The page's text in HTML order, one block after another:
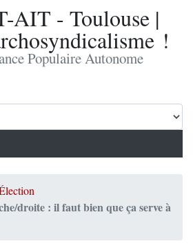
AIT - Toulouse |
!
Populaire Autonome
droite : il faut bien que ça serve à